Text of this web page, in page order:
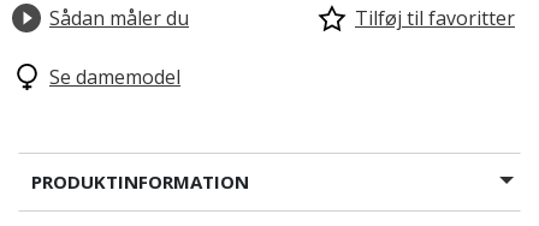
Sådan måler du Tilføj til favoritter
Se damemodel
PRODUKTINFORMATION